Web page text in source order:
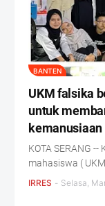
BANTEN
UKM falsika
untuk
kemanusiaan
KOTA SERANG
mahasiswa (
IRRES - Selasa,